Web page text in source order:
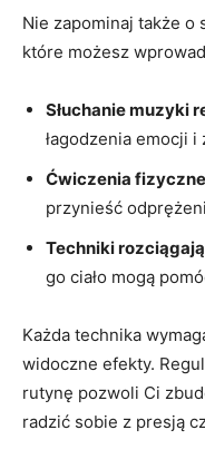
Nie zapominaj ⁣także ⁤o
które możesz
Słuchanie muzyki
łagodzenia emocji
Ćwiczenia
przynieść
Techniki‍
go ciało mogą
Każda technika
widoczne efekty.
rutynę pozwoli Ci
radzić sobie z presją